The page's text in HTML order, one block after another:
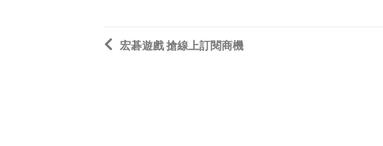
宏碁遊戲 搶線上訂閱商機